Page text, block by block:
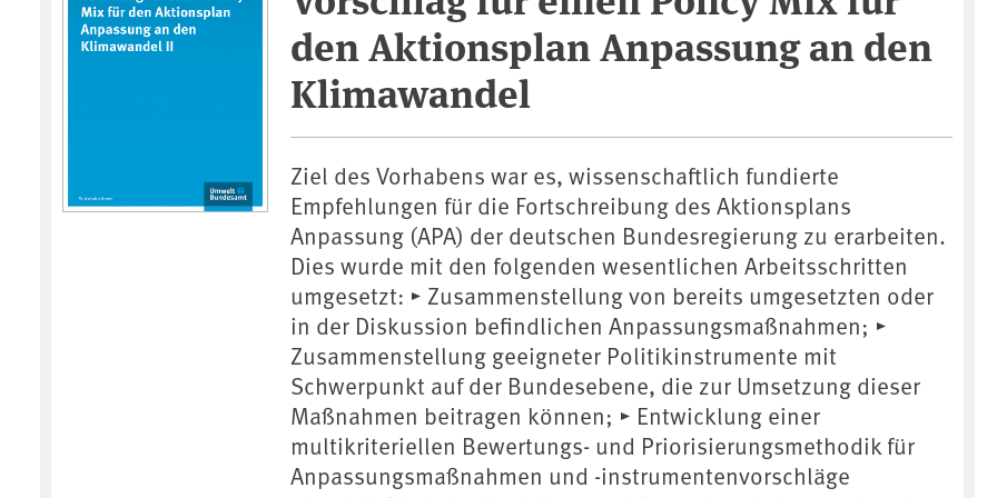
den Aktionsplan Anpassung an den
Klimawandel
Ziel des Vorhabens war es, wissenschaftlich fundierte
Empfehlungen für die Fortschreibung des Aktionsplans
Anpassung (APA) der deutschen Bundesregierung zu erarbeiten.
Dies wurde mit den folgenden wesentlichen Arbeitsschritten
umgesetzt: ▸ Zusammenstellung von bereits umgesetzten oder
in der Diskussion befindlichen Anpassungsmaßnahmen; ▸
Zusammenstellung geeigneter Politikinstrumente mit
Schwerpunkt auf der Bundesebene, die zur Umsetzung dieser
Maßnahmen beitragen können; ▸ Entwicklung einer
multikriteriellen Bewertungs- und Priorisierungsmethodik für
Anpassungsmaßnahmen und -instrumentenvorschläge